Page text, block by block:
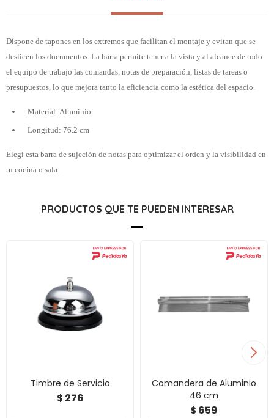
Dispone de tapones en los extremos que facilitan el montaje y evitan que se
deslicen los documentos. La barra permite tener a la vista y al alcance de todo
el equipo de trabajo las comandas, notas de preparación, listas de tareas o
presupuestos, lo que mejora tanto la eficiencia como la estética del espacio.
Material: Aluminio
Longitud: 76.2 cm
Elegí esta barra de sujeción de notas para optimizar el orden y la visibilidad en
tu cocina o sala.
PRODUCTOS QUE TE PUEDEN INTERESAR
Timbre de Servicio
$ 276
Comandera de Aluminio
46 cm
$ 659